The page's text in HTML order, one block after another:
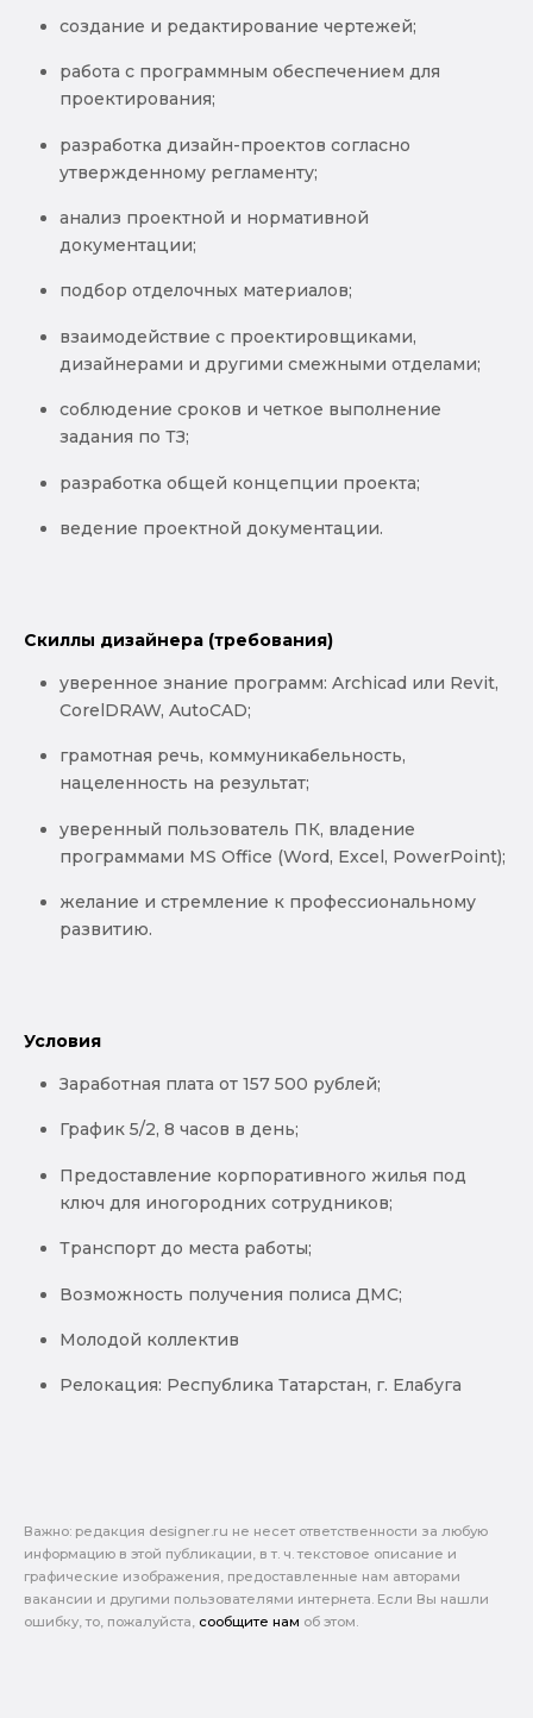
создание и редактирование чертежей;
работа с программным обеспечением для
проектирования;
разработка дизайн-проектов согласно
утвержденному регламенту;
анализ проектной и нормативной
документации;
подбор отделочных материалов;
взаимодействие с проектировщиками,
дизайнерами и другими смежными отделами;
соблюдение сроков и четкое выполнение
задания по ТЗ;
разработка общей концепции проекта;
ведение проектной документации.
Скиллы дизайнера (требования)
уверенное знание программ: Archicad или Revit,
CorelDRAW, AutoCAD;
грамотная речь, коммуникабельность,
нацеленность на результат;
уверенный пользователь ПК, владение
программами MS Office (Word, Excel, PowerPoint);
желание и стремление к профессиональному
развитию.
Условия
Заработная плата от 157 500 рублей;
График 5/2, 8 часов в день;
Предоставление корпоративного жилья под
ключ для иногородних сотрудников;
Транспорт до места работы;
Возможность получения полиса ДМС;
Молодой коллектив
Релокация: Республика Татарстан, г. Елабуга
Важно: pедакция designer.ru не несет ответственности за любую
информацию в этой публикации, в т. ч. текстовое описание и
графические изображения, предоставленные нам авторами
вакансии и другими пользователями интернета. Если Вы нашли
ошибку, то, пожалуйста, сообщите нам об этом.